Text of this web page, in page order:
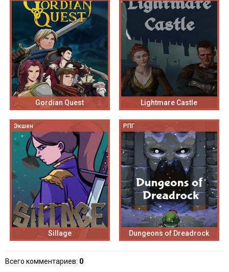
Gordian Quest Lightmare Castle
Экшен
Sillage
РПГ
Dungeons of Dreadrock
Всего комментариев: 0